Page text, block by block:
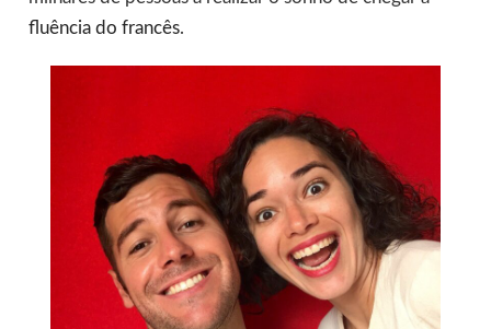
fluência do francês.